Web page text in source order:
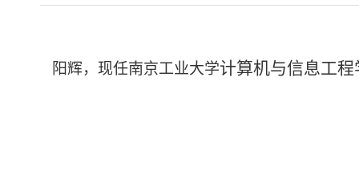
阳辉， 现任南京工业大学计算机与信息工程